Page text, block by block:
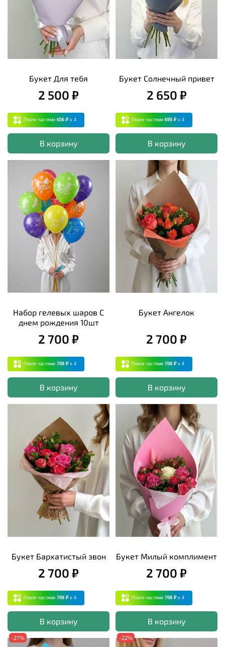
Букет Для тебя
2 500 ₽
Плати частями 656 ₽ x 4
В корзину
Букет Солнечный привет
2 650 ₽
Плати частями 695 ₽ x 4
В корзину
Набор гелевых шаров С
днем рождения 10шт
2 700 ₽
Плати частями 708 ₽ x 4
В корзину
Букет Ангелок
2 700 ₽
Плати частями 708 ₽ x 4
В корзину
Букет Бархатистый звон
2 700 ₽
Плати частями 708 ₽ x 4
В корзину
Букет Милый комплимент
2 700 ₽
Плати частями 708 ₽ x 4
В корзину
-27% -22%